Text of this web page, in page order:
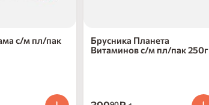
с/м пл/пак
Брусника Планета
Витаминов с/м пл/пак 250г